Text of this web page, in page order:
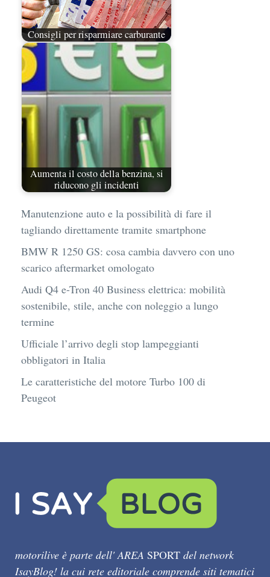
Consigli per risparmiare carburante
Aumenta il costo della benzina, si
riducono gli incidenti
Manutenzione auto e la possibilità di fare il
tagliando direttamente tramite smartphone
BMW R 1250 GS: cosa cambia davvero con uno
scarico aftermarket omologato
Audi Q4 e-Tron 40 Business elettrica: mobilità
sostenibile, stile, anche con noleggio a lungo
termine
Ufficiale l’arrivo degli stop lampeggianti
obbligatori in Italia
Le caratteristiche del motore Turbo 100 di
Peugeot
motorilive è parte dell' AREA SPORT del network
IsayBlog! la cui rete editoriale comprende siti tematici